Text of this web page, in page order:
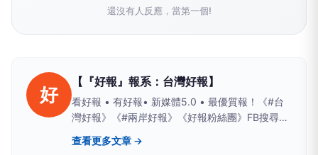
還沒有人反應，當第一個!
好
【『好報』報系：台灣好報】
看好報 • 有好報• 新媒體5.0 • 最優質報！《#台
灣好報》《#兩岸好報》《好報粉絲團》FB搜尋；
Yahoo、PChome、LIFE新聞、yamnews、
owlnews也看得到
查看更多文章 →